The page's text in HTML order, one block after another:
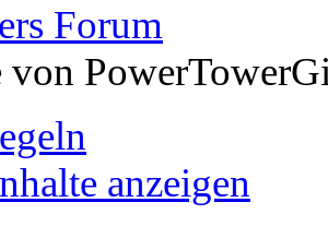
Forum
von
anzeigen